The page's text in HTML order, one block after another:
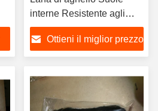
interne Resistente agli
odori
Ottieni il miglior prezzo